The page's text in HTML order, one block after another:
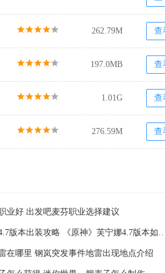
262.79M 查
197.0MB 查
1.01G 查
276.59M 查
业好 出发吧麦芬职业选择建议
《原神》芙宁娜4.7版本出装攻略 《原神
在哪里 钢岚突发事件地雷出现地点介绍